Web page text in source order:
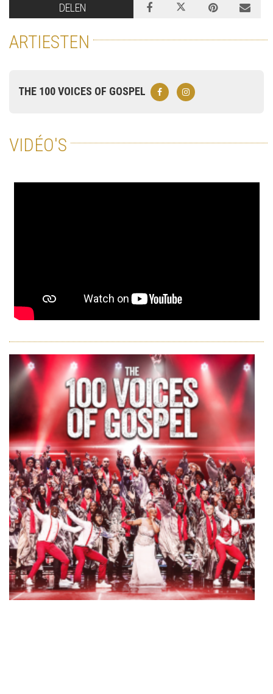
DELEN
ARTIESTEN
THE 100 VOICES OF GOSPEL
VIDÉO'S